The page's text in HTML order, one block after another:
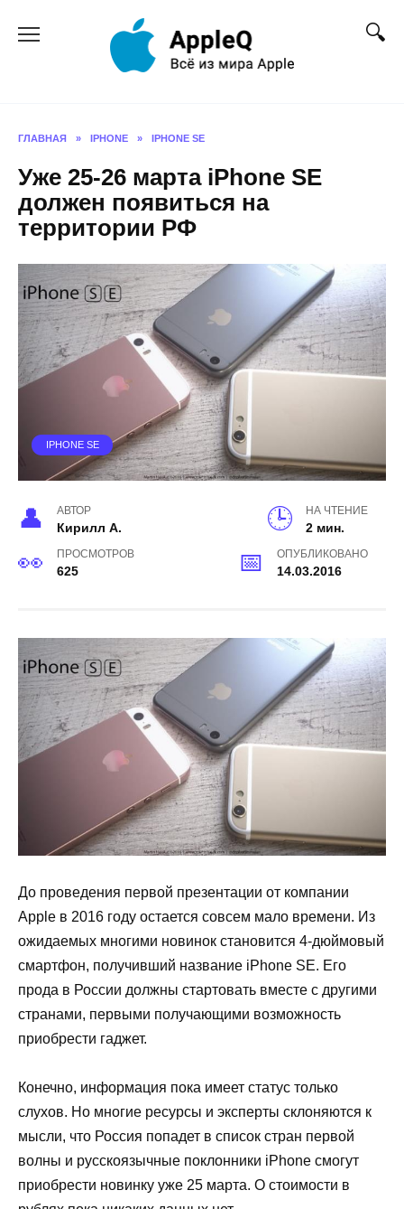
ГЛАВНАЯ » IPHONE » IPHONE SE
Уже 25-26 марта iPhone SE
должен появиться на
территории РФ
IPHONE SE
АВТОР
Кирилл А.
НА ЧТЕНИЕ
2 мин.
ПРОСМОТРОВ
625
ОПУБЛИКОВАНО
14.03.2016
До проведения первой презентации от компании
Apple в 2016 году остается совсем мало времени. Из
ожидаемых многими новинок становится 4-дюймовый
смартфон, получивший название iPhone SE. Его
прода в России должны стартовать вместе с другими
странами, первыми получающими возможность
приобрести гаджет.
Конечно, информация пока имеет статус только
слухов. Но многие ресурсы и эксперты склоняются к
мысли, что Россия попадет в список стран первой
волны и русскоязычные поклонники iPhone смогут
приобрести новинку уже 25 марта. О стоимости в